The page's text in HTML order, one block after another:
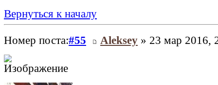
Вернуться к началу
Номер поста:#55 Aleksey » 23 мар 2016,